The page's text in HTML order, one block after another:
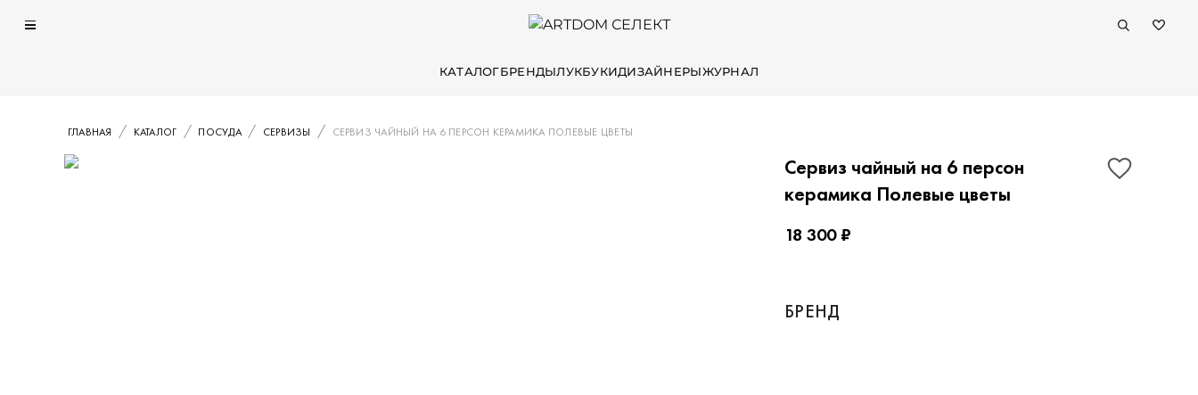
КАТАЛОГБРЕНДЫЛУКБУКИДИЗАЙНЕРЫЖУРНАЛ
ГЛАВНАЯ КАТАЛОГ ПОСУДА СЕРВИЗЫ СЕРВИЗ ЧАЙНЫЙ НА 6 ПЕРСОН КЕРАМИКА ПОЛЕВЫЕ ЦВЕТЫ
Сервиз чайный на 6 персон
керамика Полевые цветы
18 300 ₽